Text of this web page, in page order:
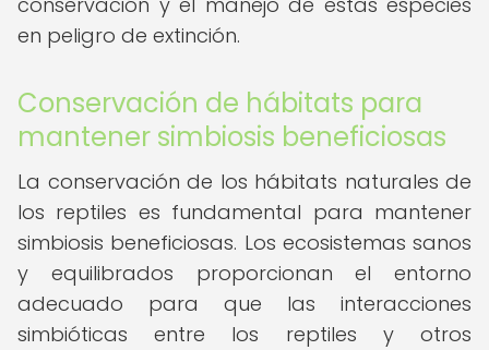
en peligro de extinción.
Conservación de hábitats para
mantener simbiosis beneficiosas
La conservación de los hábitats naturales de
los reptiles es fundamental para mantener
simbiosis beneficiosas. Los ecosistemas sanos
y equilibrados proporcionan el entorno
adecuado para que las interacciones
simbióticas entre los reptiles y otros